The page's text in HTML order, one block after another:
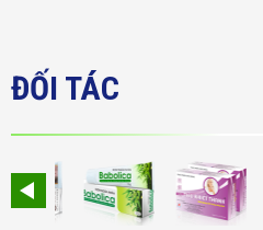
ĐỐI TÁC